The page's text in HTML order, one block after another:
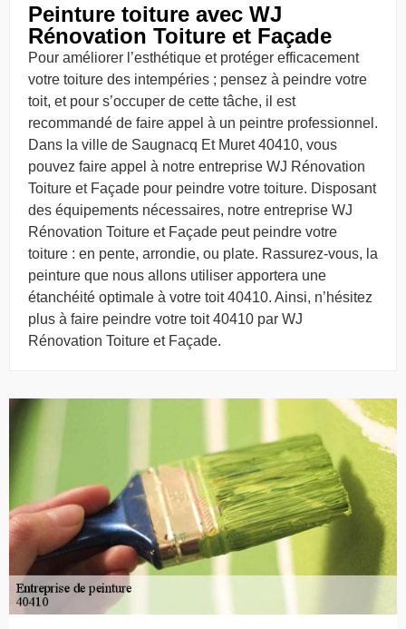
Peinture toiture avec WJ
Rénovation Toiture et Façade
Pour améliorer l’esthétique et protéger efficacement
votre toiture des intempéries ; pensez à peindre votre
toit, et pour s’occuper de cette tâche, il est
recommandé de faire appel à un peintre professionnel.
Dans la ville de Saugnacq Et Muret 40410, vous
pouvez faire appel à notre entreprise WJ Rénovation
Toiture et Façade pour peindre votre toiture. Disposant
des équipements nécessaires, notre entreprise WJ
Rénovation Toiture et Façade peut peindre votre
toiture : en pente, arrondie, ou plate. Rassurez-vous, la
peinture que nous allons utiliser apportera une
étanchéité optimale à votre toit 40410. Ainsi, n’hésitez
plus à faire peindre votre toit 40410 par WJ
Rénovation Toiture et Façade.